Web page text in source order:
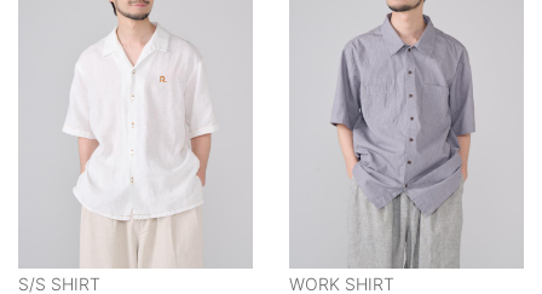
S/S SHIRT WORK SHIRT